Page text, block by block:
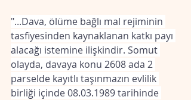
"...Dava, ölüme bağlı mal rejiminin
tasfiyesinden kaynaklanan katkı payı
alacağı istemine ilişkindir. Somut
olayda, davaya konu 2608 ada 2
parselde kayıtlı taşınmazın evlilik
birliği içinde 08.03.1989 tarihinde